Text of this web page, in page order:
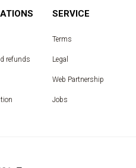
refunds
SERVICE
Terms
Legal
Web Partnership
Jobs